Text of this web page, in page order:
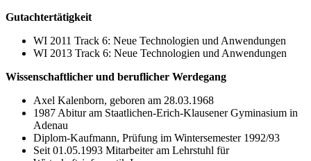
Gutachtertätigkeit
WI 2011 Track 6: Neue Technologien und Anwendungen
WI 2013 Track 6: Neue Technologien und Anwendungen
Wissenschaftlicher und beruflicher Werdegang
Axel Kalenborn, geboren am 28.03.1968
1987 Abitur am Staatlichen-Erich-Klausener Gyminasium in
Adenau
Diplom-Kaufmann, Prüfung im Wintersemester 1992/93
Seit 01.05.1993 Mitarbeiter am Lehrstuhl für